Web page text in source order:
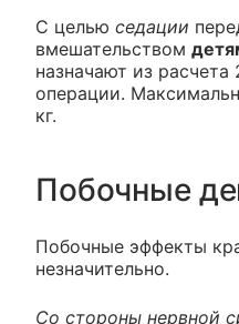
С целью седации
вмешательством
назначают из расчета
операции.
кг.
Побочные
Побочные эффекты
незначительно.
Со стороны нервной